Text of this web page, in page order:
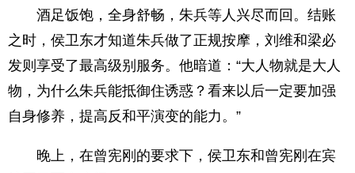
酒足饭饱，全身舒畅，朱兵等人兴尽而回。结账
之时，侯卫东才知道朱兵做了正规按摩，刘维和梁必
发则享受了最高级别服务。他暗道：“大人物就是大人
物，为什么朱兵能抵御住诱惑？看来以后一定要加强
自身修养，提高反和平演变的能力。”
晚上，在曾宪刚的要求下，侯卫东和曾宪刚在宾